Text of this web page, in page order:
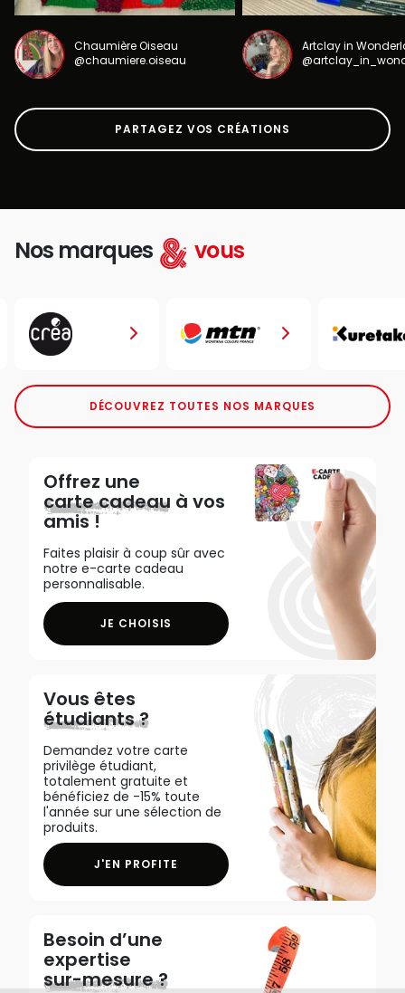
Chaumière Oiseau
@chaumiere.oiseau
Artclay in
PARTAGEZ VOS CRÉATIONS
Nos marques vous
DÉCOUVREZ TOUTES NOS MARQUES
Offrez une
carte cadeau à vos
amis !
Faites plaisir à coup sûr avec
notre e-carte cadeau
personnalisable.
JE CHOISIS
Vous êtes
étudiants ?
Demandez votre carte
privilège étudiant,
totalement gratuite et
bénéficiez de -15% toute
l'année sur une sélection de
produits.
J'EN PROFITE
Besoin d’une
expertise
sur-mesure ?